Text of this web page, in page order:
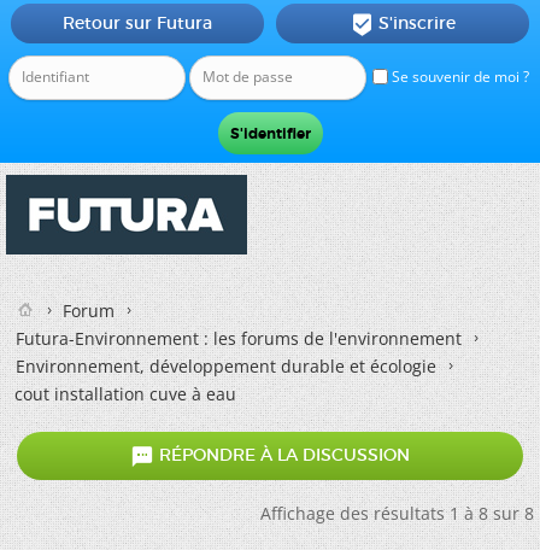
Se souvenir de moi ?
Retour sur Futura  S'inscrire
Forum
Futura-Environnement : les forums de l'environnement
Environnement, développement durable et écologie
cout installation cuve à eau
 RÉPONDRE À LA DISCUSSION
Affichage des résultats 1 à 8 sur 8